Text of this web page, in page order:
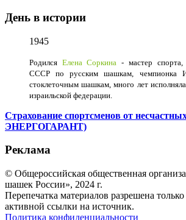
День в истории
1945
Родился Елена Соркина - мастер спорта,
СССР по русским шашкам, чемпионка
стоклеточным шашкам, много лет исполняла
израильской федерации.
Страхование спортсменов от
ЭНЕРГОГАРАНТ)
Реклама
© Общероссийская общественная
шашек России», 2024 г.
Перепечатка материалов разрешена
активной ссылки на источник.
Политика конфиденциальности